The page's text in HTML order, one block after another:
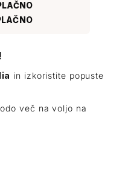
in izkoristite popuste
več na voljo na